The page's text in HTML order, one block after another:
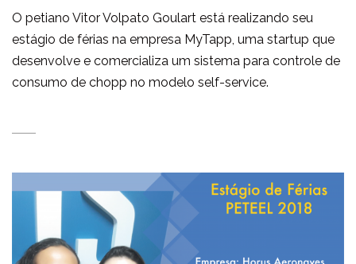
O petiano Vitor Volpato Goulart está realizando seu
estágio de férias na empresa MyTapp, uma startup que
desenvolve e comercializa um sistema para controle de
consumo de chopp no modelo self-service.